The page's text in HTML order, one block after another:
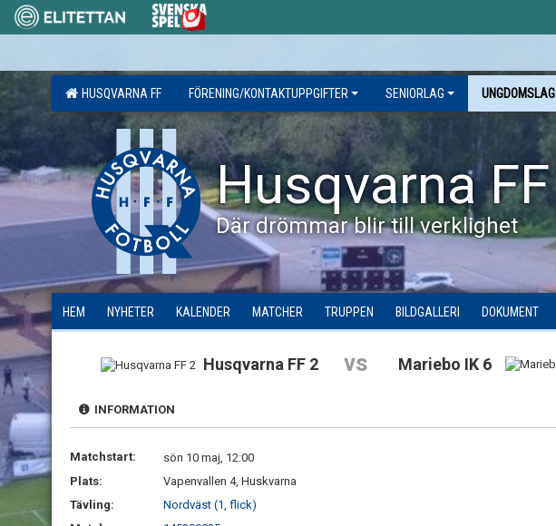
HUSQVARNA FF FÖRENING/KONTAKTUPPGIFTER SENIORLAG UNGDOMSLAG
Husqvarna FF
Där drömmar blir till verklighet
HEM NYHETER KALENDER MATCHER TRUPPEN BILDGALLERI DOKUMENT
Husqvarna FF 2 vs Mariebo IK 6
INFORMATION
Matchstart:
sön 10 maj, 12:00
Plats:
Vapenvallen 4, Huskvarna
Tävling:
Nordväst (1, flick)